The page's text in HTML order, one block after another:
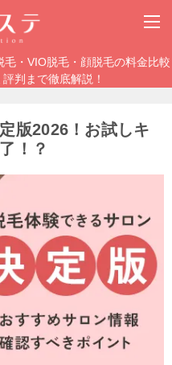
・VIO脱毛・顔脱毛の料金比較
判まで徹底解説！
版2026！お試しキ
！？